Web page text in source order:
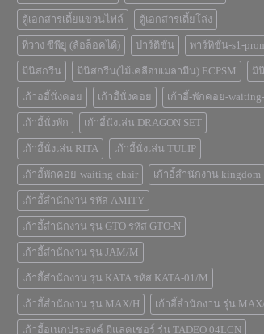
ตู้เอกสารเตี้ยแขวนไฟล์ ตู้เอกสารเตี้ยโล่ง
ที่วาง ซีพียู (ล้อล็อคได้) ปาร์ติชั่น พาร์ทิชั่น-s1-
มินิสกรีน มินิสกรีน(ไม้เคลือบเมลามีน) ECPSM มิ
เก้าออี้นั่งคอย เก้าอีันั่งคอย เก้าอี้-พักคอย-
เก้าอี้นั่งพัก เก้าอี้นั่งเล่น DRAGON SET
เก้าอี้นั่งเล่น RITA เก้าอี้นั่งเล่น TULIP
เก้าอี้พักคอย-waiting-chair เก้าอี้สำนักงาน kingdom
เก้าอี้สำนักงาน รหัส AMITY
เก้าอี้สำนักงาน รุ่น GTO รหัส GTO-N
เก้าอี้สำนักงาน รุ่น JAM/M
เก้าอี้สำนักงาน รุ่น KATA รหัส KATA-01/M
เก้าอี้สำนักงาน รุ่น MAX/H เก้าอี้สำนักงาน รุ่น
เก้าอี้อเนกประสงค์ มีแลคเชอร์ รุ่น TADEO 04LCN